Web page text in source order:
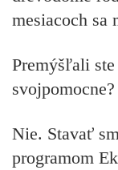
mesiacoch sa
Premýšľali
svojpomocne?
Nie. Stavať
programom